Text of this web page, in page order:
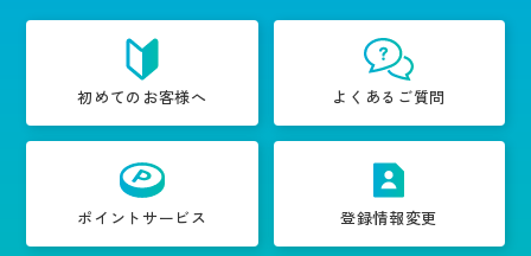
初めてのお客様へ よくあるご質問
ポイントサービス 登録情報変更